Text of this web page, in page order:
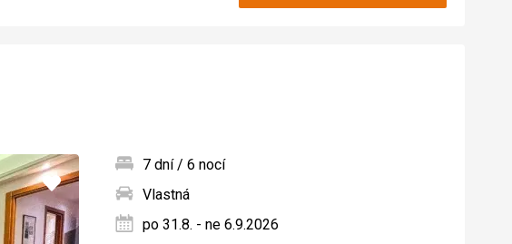
Pridať
obľúbených
7 dní / 6 nocí
Vlastná
po 31.8. - ne 6.9.2026